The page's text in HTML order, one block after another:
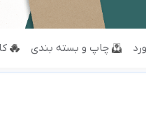
چاپ و بسته بندی